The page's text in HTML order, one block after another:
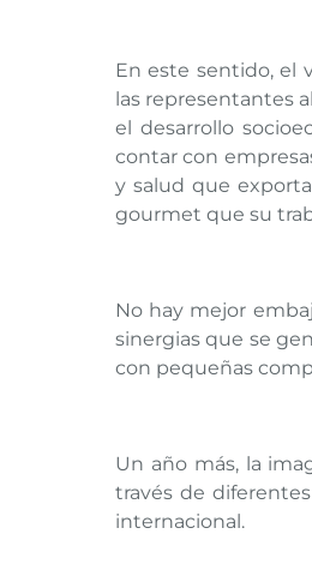
En este sentido, el
las representantes
el desarrollo
contar con
y salud que
gourmet que su
No hay mejor
sinergias que se
con pequeñas
Un año más, la
través de
internacional.